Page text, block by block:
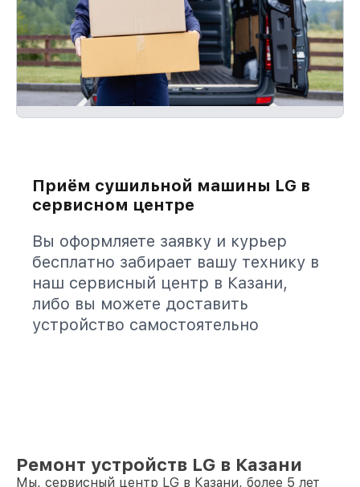
Приём сушильной машины LG в
сервисном центре
Вы оформляете заявку и курьер
бесплатно забирает вашу технику в
наш сервисный центр в Казани,
либо вы можете доставить
устройство самостоятельно
Ремонт устройств LG в Казани
Мы, сервисный центр LG в Казани, более 5 лет